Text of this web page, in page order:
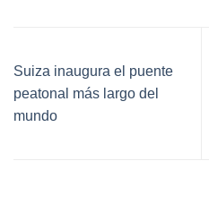
Suiza inaugura el puente
peatonal más largo del
mundo